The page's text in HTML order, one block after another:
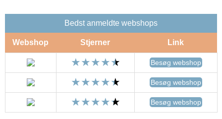
Bedst anmeldte webshops
Webshop Stjerner Link
Besøg webshop
Besøg webshop
Besøg webshop